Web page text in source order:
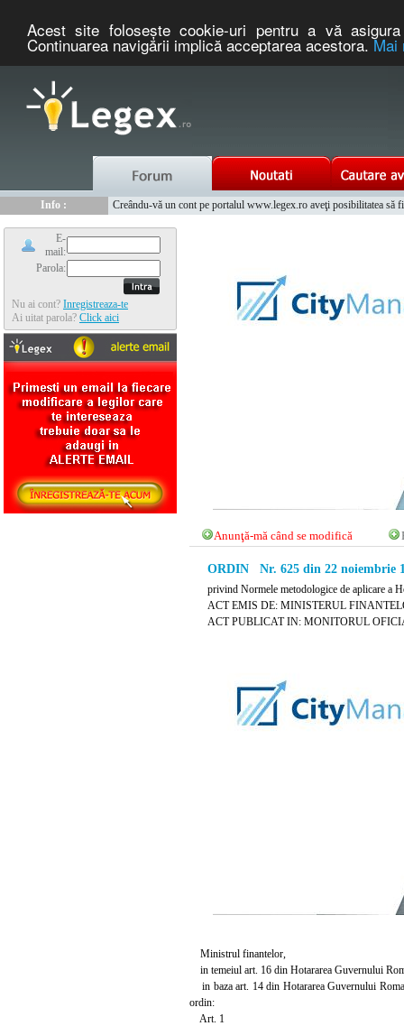
Acest site foloseşte cookie-uri pentru a vă
Continuarea navigării implică acceptarea acestora.Mai
Info :
Creându-vă un cont pe portalul www.legex.ro aveţi posibilitatea să
E-
mail:
Parola:
Nu ai cont? Inregistreaza-te
Ai uitat parola? Click aici
Anunţă-mă când se modifică
ORDIN Nr. 625 din 22 noiembrie
privind Normele metodologice de aplicare a
ACT EMIS DE: MINISTERUL
ACT PUBLICAT IN: MONITORUL
Ministrul finantelor,
in temeiul art. 16 din Hotararea Guvernului
in baza art. 14 din Hotararea Guvernului
ordin:
Art. 1